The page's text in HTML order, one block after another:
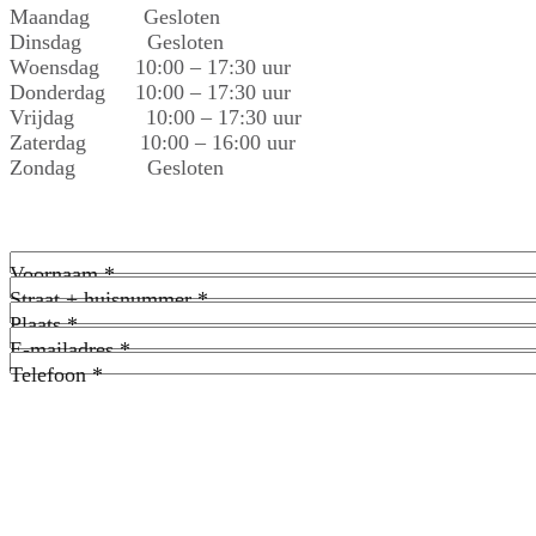
Maandag Gesloten
Dinsdag Gesloten
Woensdag 10:00 – 17:30 uur
Donderdag 10:00 – 17:30 uur
Vrijdag 10:00 – 17:30 uur
Zaterdag 10:00 – 16:00 uur
Zondag Gesloten
Naam*
Voornaam *
Voornaam
Adres*
Straat + huisnummer *
Straat
+
huisnummer
Plaats *
Plaats
E-
mailadres*
E-mailadres *
Telefoon*
Telefoon *
Opmerkingen